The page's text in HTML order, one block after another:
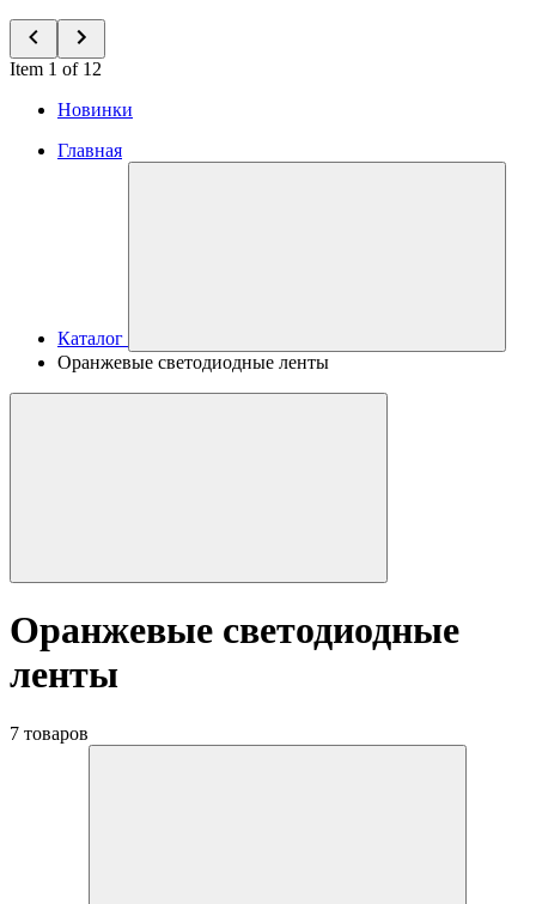
Item 1 of 12
Новинки
Главная
Каталог
Оранжевые светодиодные ленты
Оранжевые светодиодные
ленты
7 товаров